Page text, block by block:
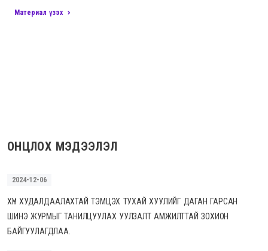
Материал үзэх
ОНЦЛОХ МЭДЭЭЛЭЛ
2024-12-06
ХҮН ХУДАЛДААЛАХТАЙ ТЭМЦЭХ ТУХАЙ ХУУЛИЙГ ДАГАН ГАРСАН
ШИНЭ ЖУРМЫГ ТАНИЛЦУУЛАХ УУЛЗАЛТ АМЖИЛТТАЙ ЗОХИОН
БАЙГУУЛАГДЛАА.